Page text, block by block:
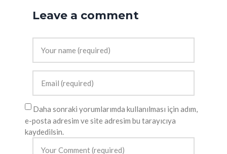
Leave a comment
Daha sonraki yorumlarımda kullanılması için adım,
e-posta adresim ve site adresim bu tarayıcıya
kaydedilsin.